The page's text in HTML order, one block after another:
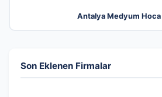
Antalya Medyum
Son Eklenen Firmalar